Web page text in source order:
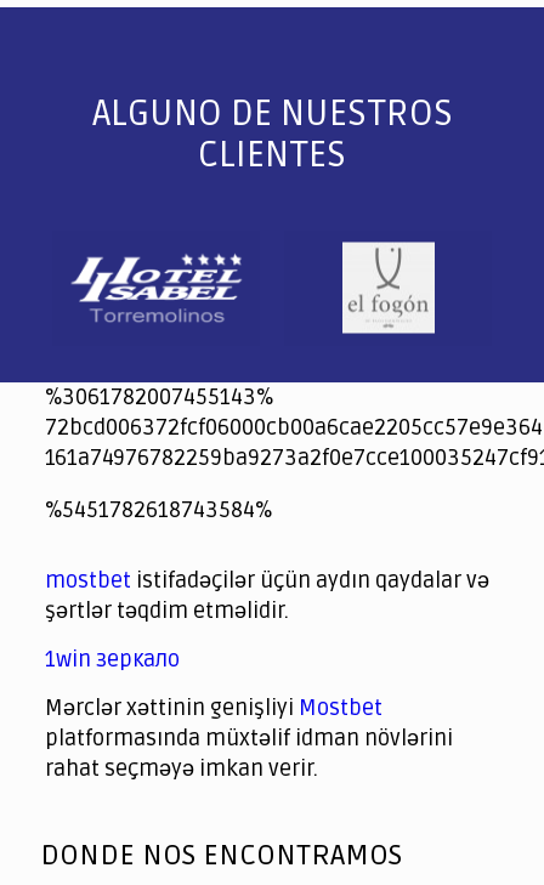
ALGUNO DE NUESTROS
CLIENTES
%3061782007455143%
jeetcity
1xbet
jeet city casino
%5451782618743584%
spintiger
Avabet
Spinrise
Crown Green
Crowngreen casino login
슈가 러쉬1000 슬롯
crazy time casino online
1xcasinozambia.com
codingworldnews.com
parimatch.kr
winorio
winorio casino
winorio
mostbet istifadəçilər üçün aydın qaydalar və
şərtlər təqdim etməlidir.
1win зеркало
Mərclər xəttinin genişliyi Mostbet
platformasında müxtəlif idman növlərini
rahat seçməyə imkan verir.
of
DONDE NOS ENCONTRAMOS